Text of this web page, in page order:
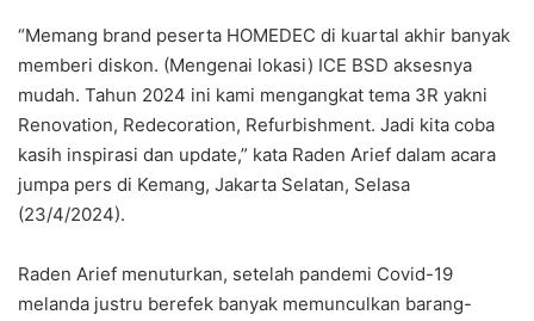
“Memang brand peserta HOMEDEC di kuartal akhir banyak
memberi diskon. (Mengenai lokasi) ICE BSD aksesnya
mudah. Tahun 2024 ini kami mengangkat tema 3R yakni
Renovation, Redecoration, Refurbishment. Jadi kita coba
kasih inspirasi dan update,” kata Raden Arief dalam acara
jumpa pers di Kemang, Jakarta Selatan, Selasa
(23/4/2024).
Raden Arief menuturkan, setelah pandemi Covid-19
melanda justru berefek banyak memunculkan barang-